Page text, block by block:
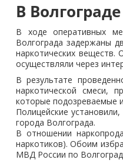
В
В ходе оперативных
Волгограда задержаны
наркотических
осуществляли через
В результате
наркотической смеси,
которые подозреваемые
Полицейские
города Волгограда.
В отношении
наркотиков). Обоим
МВД России по